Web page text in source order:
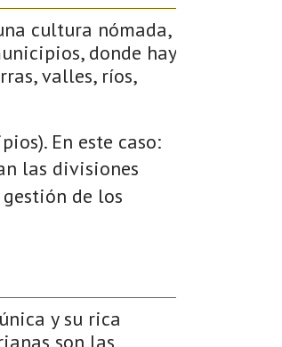
cultura nómada,
donde hay
valles, ríos,
En este caso:
las divisiones
de los
y su rica
son las